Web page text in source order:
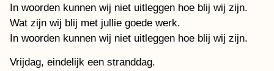
In woorden kunnen wij niet uitleggen hoe blij wij zijn.
Wat zijn wij blij met jullie goede werk.
In woorden kunnen wij niet uitleggen hoe blij wij zijn.
Vrijdag, eindelijk een stranddag.